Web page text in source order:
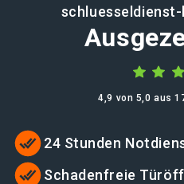
4,9 von 5,0 aus
24 Stunden
Schadenfreie